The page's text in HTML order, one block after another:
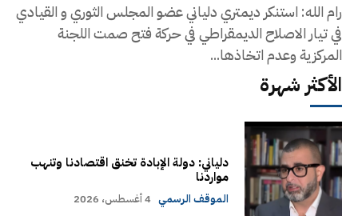
رام الله: استنكر ديمتري دلياني عضو المجلس الثوري و القيادي
في تيار الاصلاح الديمقراطي في حركة فتح صمت اللجنة
المركزية وعدم اتخاذها...
الأكثر شهرة
دلياني: دولة الإبادة تخنق اقتصادنا وتنهب
مواردنا
الموقف الرسمي 4 أغسطس، 2026